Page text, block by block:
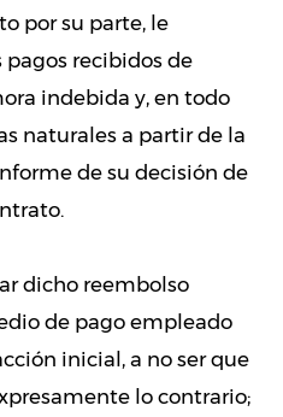
por su parte, le
recibidos de
indebida y, en todo
naturales a partir de la
de su decisión de
dicho reembolso
de pago empleado
inicial, a no ser que
lo contrario;